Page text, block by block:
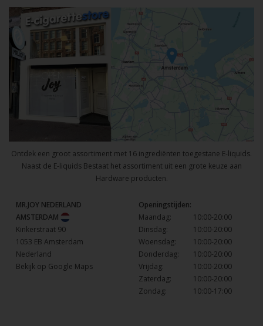
Ontdek een groot assortiment met 16 ingrediënten toegestane E-liquids.
Naast de E-liquids Bestaat het assortiment uit een grote keuze aan
Hardware producten.
MR.JOY NEDERLAND
AMSTERDAM
Kinkerstraat 90
1053 EB Amsterdam
Nederland
Bekijk op Google Maps
Openingstijden:
Maandag:
10:00-20:00
Dinsdag:
10:00-20:00
Woensdag:
10:00-20:00
Donderdag:
10:00-20:00
Vrijdag:
10:00-20:00
Zaterdag:
10:00-20:00
Zondag:
10:00-17:00